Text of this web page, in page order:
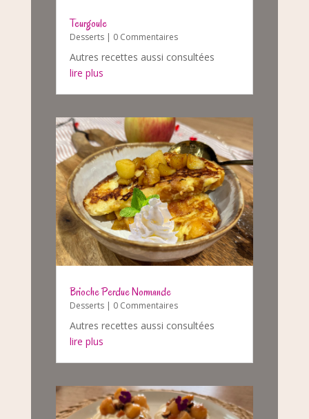
Teurgoule
Desserts| 0 Commentaires
Autres recettes aussi consultées
lire plus
Brioche Perdue Normande
Desserts| 0 Commentaires
Autres recettes aussi consultées
lire plus